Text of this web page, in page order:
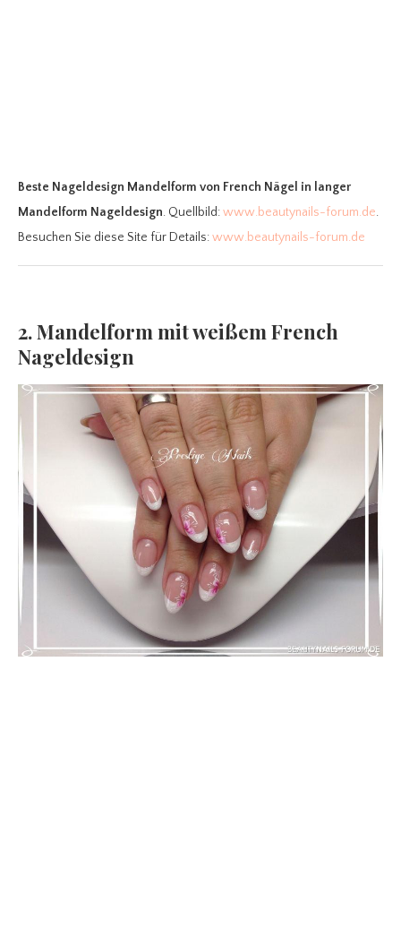
Beste Nageldesign Mandelform von French Nägel in langer
Mandelform Nageldesign. Quellbild:www.beautynails-forum.de.
Besuchen Sie diese Site für Details:www.beautynails-forum.de
2. Mandelform mit weißem French
Nageldesign